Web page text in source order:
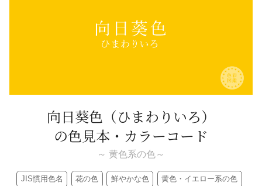
向日葵色 （ひまわりいろ）
の色見本・カラーコード
～ 黄色系の色～
JIS慣用色名 花の色 鮮やかな色 黄色・イエロー系の色